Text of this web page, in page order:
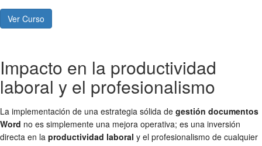
Ver Curso
Impacto en la productividad
laboral y el profesionalismo
La implementación de una estrategia sólida de gestión documentos
Word no es simplemente una mejora operativa; es una inversión
directa en la productividad laboral y el profesionalismo de cualquier